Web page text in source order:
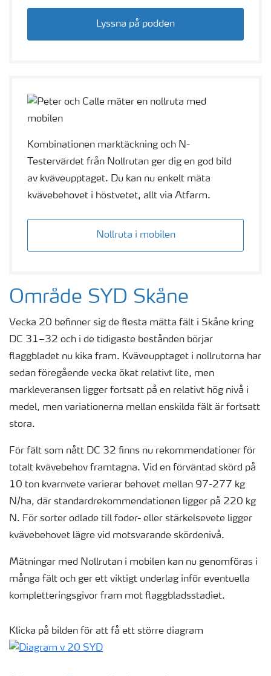
Lyssna på podden
Kombinationen marktäckning och N-
Testervärdet från Nollrutan ger dig en god bild
av kväveupptaget. Du kan nu enkelt mäta
kvävebehovet i höstvetet, allt via Atfarm.
Nollruta i mobilen
Område SYD Skåne
Vecka 20 befinner sig de flesta mätta fält i Skåne kring
DC 31–32 och i de tidigaste bestånden börjar
flaggbladet nu kika fram. Kväveupptaget i nollrutorna har
sedan föregående vecka ökat relativt lite, men
markleveransen ligger fortsatt på en relativt hög nivå i
medel, men variationerna mellan enskilda fält är fortsatt
stora.
För fält som nått DC 32 finns nu rekommendationer för
totalt kvävebehov framtagna. Vid en förväntad skörd på
10 ton kvarnvete varierar behovet mellan 97-277 kg
N/ha, där standardrekommendationen ligger på 220 kg
N. För sorter odlade till foder- eller stärkelsevete ligger
kvävebehovet lägre vid motsvarande skördenivå.
Mätningar med Nollrutan i mobilen kan nu genomföras i
många fält och ger ett viktigt underlag inför eventuella
kompletteringsgivor fram mot flaggbladsstadiet.
Klicka på bilden för att få ett större diagram